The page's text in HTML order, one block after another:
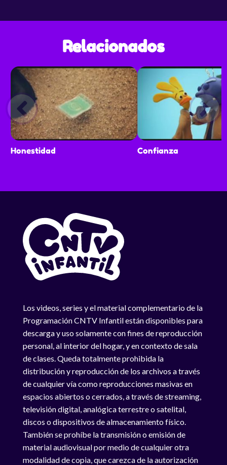
Relacionados
Honestidad Confianza
Los videos, series y el material complementario de la
Programación CNTV Infantil están disponibles para
descarga y uso solamente con fines de reproducción
personal, al interior del hogar, y en contexto de sala
de clases. Queda totalmente prohibida la
distribución y reproducción de los archivos a través
de cualquier vía como reproducciones masivas en
espacios abiertos o cerrados, a través de streaming,
televisión digital, analógica terrestre o satelital,
discos o dispositivos de almacenamiento físico.
También se prohíbe la transmisión o emisión de
material audiovisual por medio de cualquier otra
modalidad de copia, que carezca de la autorización